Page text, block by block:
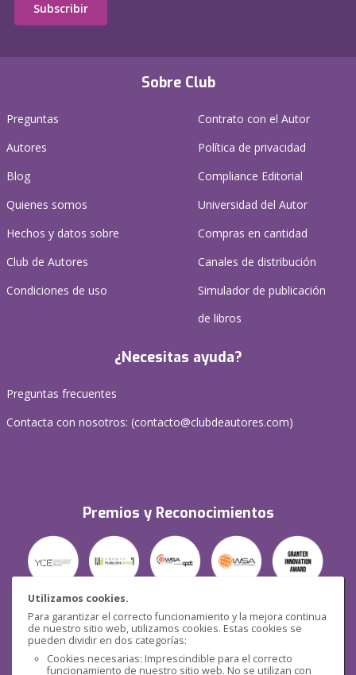
Utilizamos cookies.
Para garantizar el correcto funcionamiento y la mejora continua
de nuestro sitio web, utilizamos cookies. Estas cookies se
pueden dividir en dos categorías:
Cookies necesarias: Imprescindible para el correcto
funcionamiento de nuestro sitio web. No se utilizan con
Sobre Club
Preguntas
Autores
Blog
Quienes somos
Hechos y datos sobre
Club de Autores
Condiciones de uso
Contrato con el Autor
Política de privacidad
Compliance Editorial
Universidad del Autor
Compras en cantidad
Canales de distribución
Simulador de publicación
de libros
¿Necesitas ayuda?
Preguntas frecuentes
Contacta con nosotros: (contacto@clubdeautores.com)
Premios y Reconocimientos
Seguridad
Subscribir